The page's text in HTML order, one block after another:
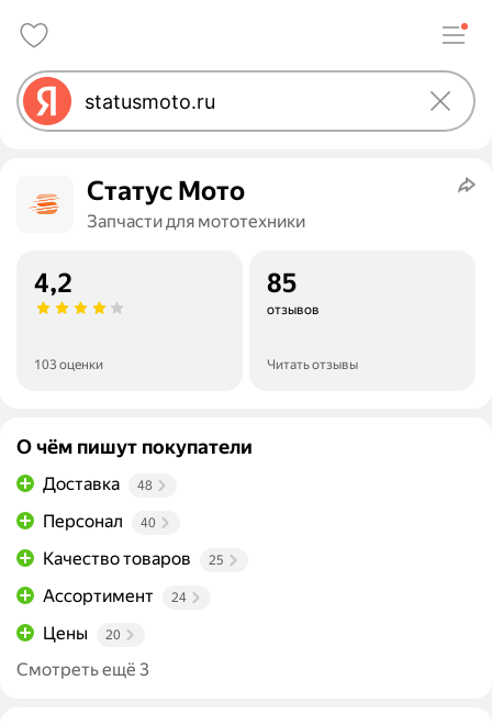
Статус Мото
Запчасти для мототехники
4,2
103 оценки
85
отзывов
Читать отзывы
О чём пишут покупатели
Доставка 48
Персонал 40
Качество товаров 25
Ассортимент 24
Цены 20
Смотреть ещё 3